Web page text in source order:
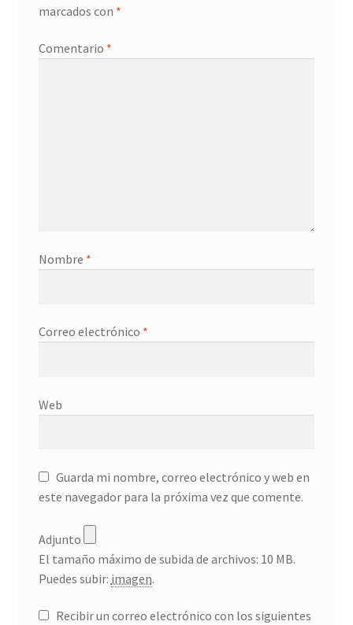
marcados con *
Comentario *
Nombre *
Correo electrónico *
Web
Guarda mi nombre, correo electrónico y web en
este navegador para la próxima vez que comente.
Adjunto
El tamaño máximo de subida de archivos: 10 MB.
Puedes subir: imagen.
Recibir un correo electrónico con los siguientes